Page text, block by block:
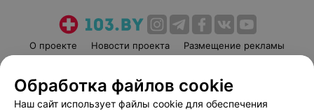
О проекте Новости проекта
Размещение рекламы
Пользовательское соглашение
Способы оплаты
Вакансии
Партнеры
Обработка файлов cookie
Наш сайт использует файлы cookie для обеспечения